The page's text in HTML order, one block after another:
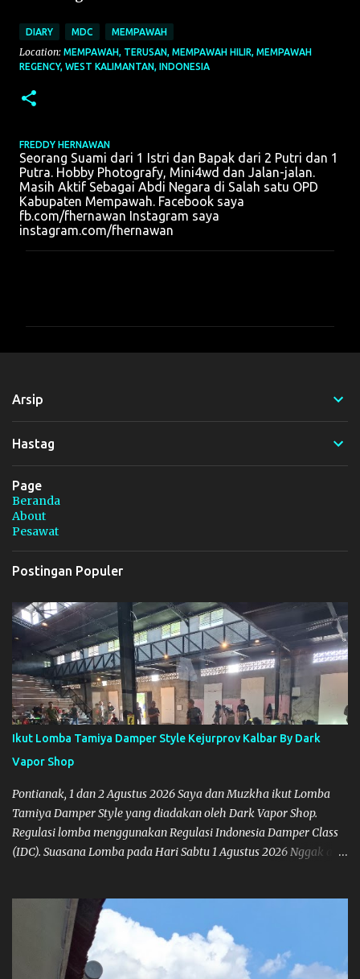
DIARY MDC MEMPAWAH
Location: MEMPAWAH, TERUSAN, MEMPAWAH HILIR, MEMPAWAH
REGENCY, WEST KALIMANTAN, INDONESIA
FREDDY HERNAWAN
Seorang Suami dari 1 Istri dan Bapak dari 2 Putri dan 1
Putra. Hobby Photografy, Mini4wd dan Jalan-jalan.
Masih Aktif Sebagai Abdi Negara di Salah satu OPD
Kabupaten Mempawah. Facebook saya
fb.com/fhernawan Instagram saya
instagram.com/fhernawan
Arsip
Hastag
Page
Beranda
About
Pesawat
Postingan Populer
Ikut Lomba Tamiya Damper Style Kejurprov Kalbar By Dark
Vapor Shop
Pontianak, 1 dan 2 Agustus 2026 Saya dan Muzkha ikut Lomba
Tamiya Damper Style yang diadakan oleh Dark Vapor Shop.
Regulasi lomba menggunakan Regulasi Indonesia Damper Class
(IDC). Suasana Lomba pada Hari Sabtu 1 Agustus 2026 Nggak ada
belum banyak persiapan menyiapkan mobil dan alat-alat. Selain
itu juga ada janji mau main ke Agus Tamiya dulu sebenarnya, tapi
karena mepet waktu, jadi lebih banyak main disini. Oiya, untuk
lomba ini lokasinya adalah di Port 99 Kota Pontianak. Pamflet